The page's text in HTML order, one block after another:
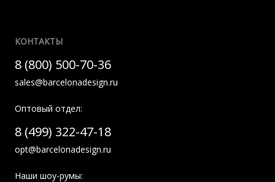
КОНТАКТЫ
8 (800) 500-70-36
sales@barcelonadesign.ru
Оптовый отдел:
8 (499) 322-47-18
opt@barcelonadesign.ru
Наши шоу-румы: